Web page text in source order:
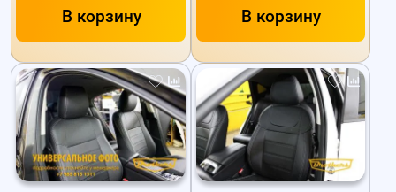
В корзину В корзину